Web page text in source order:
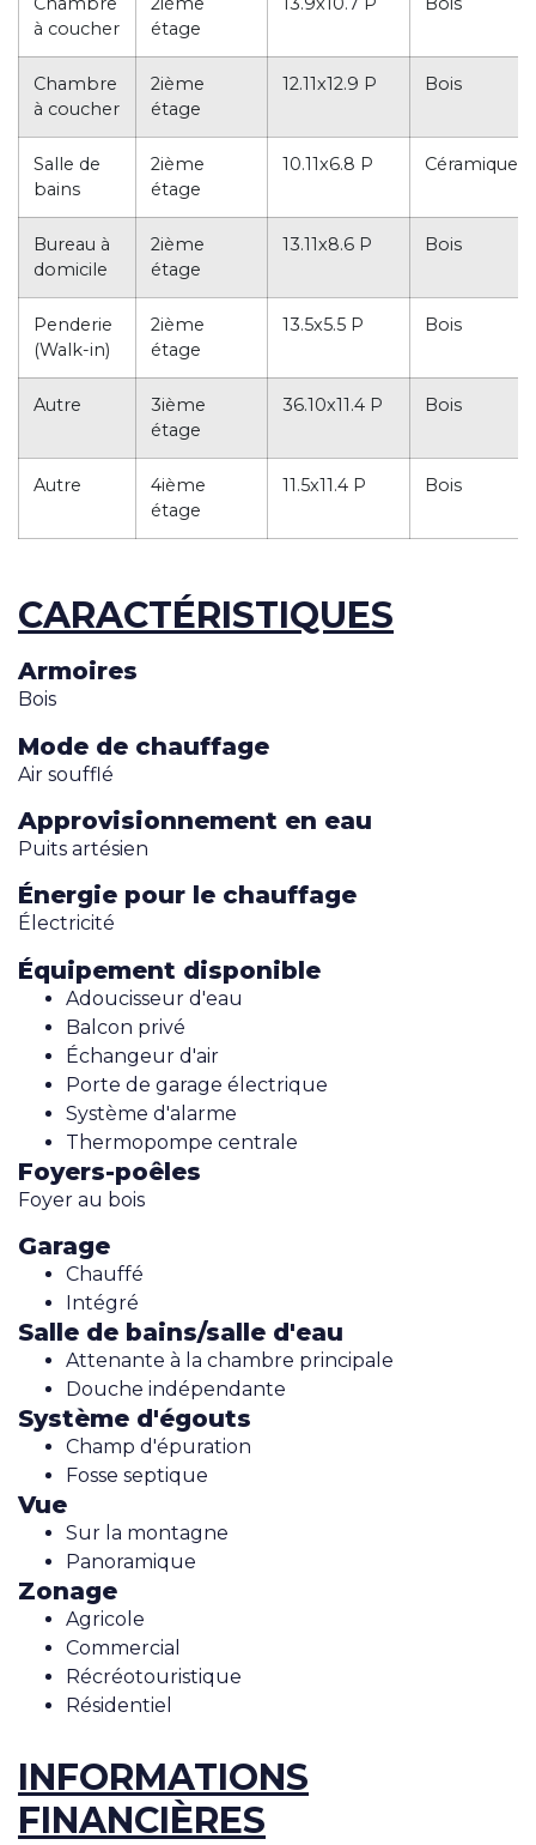
à coucher
étage
Chambre
à coucher
2ième
étage
12.11x12.9 P Bois
Salle de
bains
2ième
étage
10.11x6.8 P Céramique
Bureau à
domicile
2ième
étage
13.11x8.6 P Bois
Penderie
(Walk-in)
2ième
étage
13.5x5.5 P Bois
Autre
3ième
étage
36.10x11.4 P Bois
Autre
4ième
étage
11.5x11.4 P Bois
CARACTÉRISTIQUES
Armoires
Bois
Mode de chauffage
Air soufflé
Approvisionnement en eau
Puits artésien
Énergie pour le chauffage
Électricité
Équipement disponible
Adoucisseur d'eau
Balcon privé
Échangeur d'air
Porte de garage électrique
Système d'alarme
Thermopompe centrale
Foyers-poêles
Foyer au bois
Garage
Chauffé
Intégré
Salle de bains/salle d'eau
Attenante à la chambre principale
Douche indépendante
Système d'égouts
Champ d'épuration
Fosse septique
Vue
Sur la montagne
Panoramique
Zonage
Agricole
Commercial
Récréotouristique
Résidentiel
INFORMATIONS
FINANCIÈRES